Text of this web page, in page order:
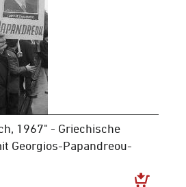
1967" - Griechische
Georgios-Papandreou-